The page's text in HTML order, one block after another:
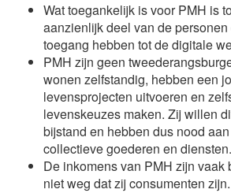
Wat toegankelijk is voor PMH is
aanzienlijk deel van de
toegang hebben tot de digitale
PMH zijn geen
wonen zelfstandig, hebben een
levensprojecten uitvoeren en
levenskeuzes maken. Zij willen
bijstand en hebben dus nood
collectieve goederen en diensten.
De inkomens van PMH zijn vaak
niet weg dat zij consumenten zijn.